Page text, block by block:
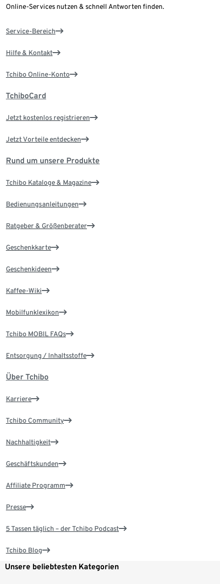
Online-Services nutzen & schnell Antworten finden.
Service-Bereich
Hilfe & Kontakt
Tchibo Online-Konto
TchiboCard
Jetzt kostenlos registrieren
Jetzt Vorteile entdecken
Rund um unsere Produkte
Tchibo Kataloge & Magazine
Bedienungsanleitungen
Ratgeber & Größenberater
Geschenkkarte
Geschenkideen
Kaffee-Wiki
Mobilfunklexikon
Tchibo MOBIL FAQs
Entsorgung / Inhaltsstoffe
Über Tchibo
Karriere
Tchibo Community
Nachhaltigkeit
Geschäftskunden
Affiliate Programm
Presse
5 Tassen täglich – der Tchibo Podcast
Tchibo Blog
Unsere beliebtesten Kategorien